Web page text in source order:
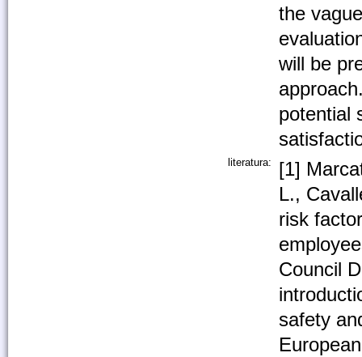
the
will be
potential
literatura:
[1]
L.,
risk
Council
safety